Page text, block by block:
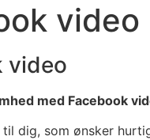
video
video
med Facebook
til dig, som ønsker